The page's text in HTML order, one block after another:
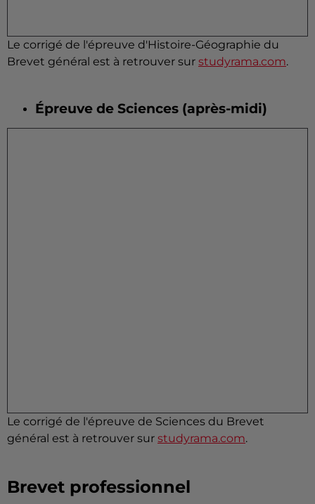
Le corrigé de l'épreuve d'Histoire-Géographie du
Brevet général est à retrouver sur studyrama.com.
Épreuve de Sciences (après-midi)
Le corrigé de l'épreuve de Sciences du Brevet
général est à retrouver sur studyrama.com.
Brevet professionnel